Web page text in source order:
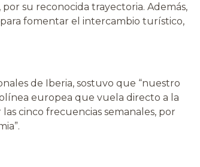
su reconocida trayectoria. Además,
fomentar el intercambio turístico,
de Iberia, sostuvo que “nuestro
europea que vuela directo a la
cinco frecuencias semanales, por